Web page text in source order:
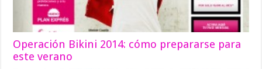
Operación Bikini 2014: cómo prepararse para
este verano